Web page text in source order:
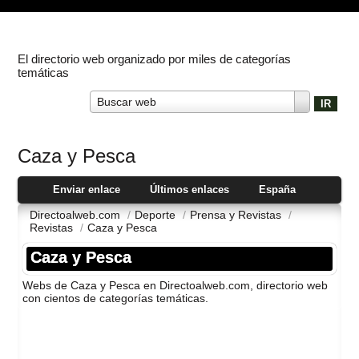
El directorio web organizado por miles de categorías
temáticas
Buscar web
Caza y Pesca
Enviar enlace Últimos enlaces España
Directoalweb.com / Deporte / Prensa y Revistas /
Revistas / Caza y Pesca
Caza y Pesca
Webs de Caza y Pesca en Directoalweb.com, directorio web
con cientos de categorí­as temáticas.